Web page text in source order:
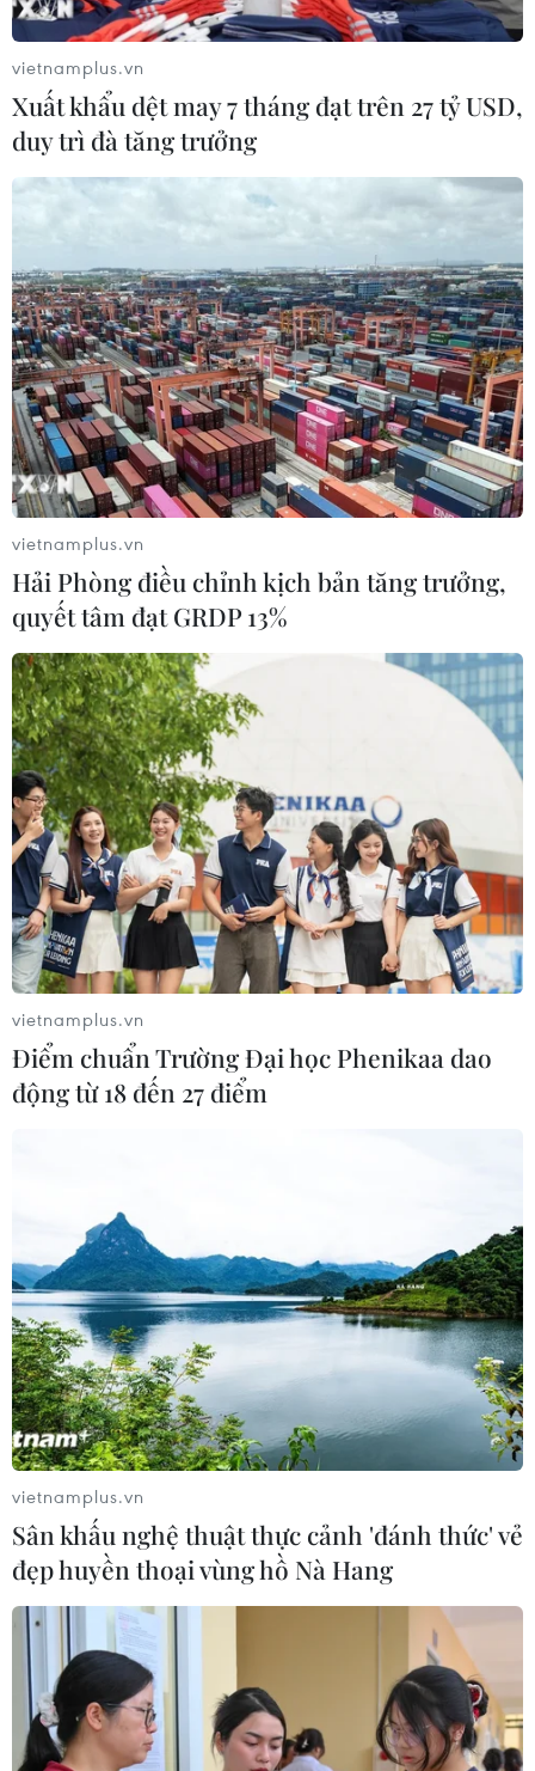
Mỹ cảnh báo tác động nghiêm trọng của
biến đổi khí hậu
07/05/2014 04:04
Nhà Trắng cảnh báo tình trạng Trái Đất ấm dần đang
gây ra hậu quả nghiêm trọng với nước Mỹ và kêu gọi
đối phó với thực trạng này.
Mực nước biển dâng cao đe dọa bang
Florida của Mỹ
23/04/2014 05:30
Bang Florida và thành phố Miami, được mệnh danh là
thiên đường nghỉ dưỡng của Mỹ, đang đứng trước nguy
cơ bị nhấn chìm do nước biển không ngừng dâng cao.
Liên hợp quốc kêu gọi ngăn tình trạng
Trái Đất nóng lên
14/04/2014 00:53
Tổng Thư ký Liên hợp quốc Ban Ki-moon kêu gọi các
nước sớm có biện pháp để ngăn chặn tình trạng Trái
Đất đang tiếp tục nóng lên.
vietnamplus.vn
Xuất khẩu dệt may 7 tháng đạt trên 27 tỷ USD,
duy trì đà tăng trưởng
vietnamplus.vn
Hải Phòng điều chỉnh kịch bản tăng trưởng,
quyết tâm đạt GRDP 13%
vietnamplus.vn
Điểm chuẩn Trường Đại học Phenikaa dao
động từ 18 đến 27 điểm
vietnamplus.vn
Sân khấu nghệ thuật thực cảnh 'đánh thức' vẻ
đẹp huyền thoại vùng hồ Nà Hang